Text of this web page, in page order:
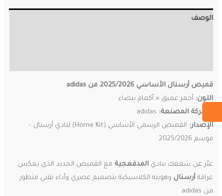
الوصف
قميص أرسنال الأساسي 2025/2026 من adidas
اللون: أحمر عميق × أكمام بيضاء
الشركة المصنعة:
الإصدار:
القميص الرسمي الأساسي (Home Kit) لنادي أرسنال –
موسم 2025/2026
عبّر عن شغفك بناديالمدفعجية مع القميص الجديد الذي يعكس
عراقةأرسنال وهويته الكلاسيكية بتصميم عصري وأداء تقني متطور
من adidas.